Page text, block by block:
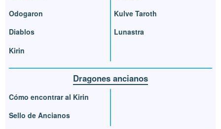
Odogaron
Diablos
Kirin
Kulve Taroth
Lunastra
Dragones ancianos
Cómo encontrar al Kirin
Sello de Ancianos